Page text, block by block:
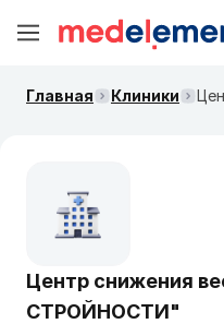
Главная Клиники
Центр снижения
СТРОЙНОСТИ"